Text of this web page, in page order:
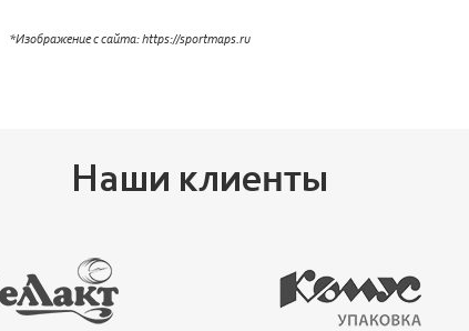
*Изображение с сайта: https://sportmaps.ru
Наши клиенты